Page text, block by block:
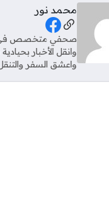
محمد نور
Social Links
وانقل الأخبار
واعشق السفر